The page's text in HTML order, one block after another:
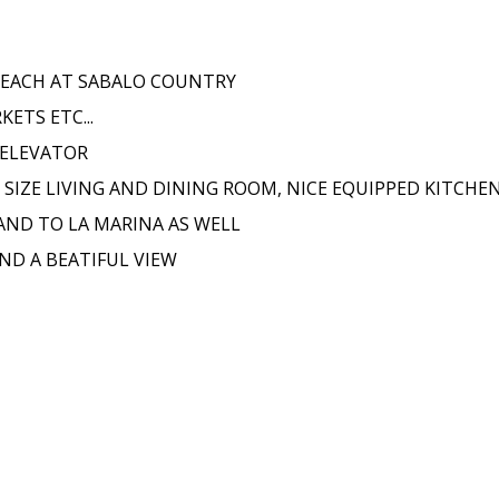
AT SABALO COUNTRY
ETC...
LIVING AND DINING ROOM, NICE EQUIPPED
TO LA MARINA AS WELL
A BEATIFUL VIEW